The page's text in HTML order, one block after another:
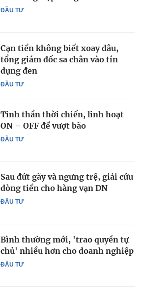
ĐẦU TƯ
ĐẦU TƯ
Cạn tiền không biết xoay đâu,
tổng giám đốc sa chân vào tín
dụng đen
ĐẦU TƯ
Tinh thần thời chiến, linh hoạt
ON – OFF để vượt bão
ĐẦU TƯ
Sau đứt gãy và ngưng trệ, giải cứu
dòng tiền cho hàng vạn DN
ĐẦU TƯ
Bình thường mới, 'trao quyền tự
chủ' nhiều hơn cho doanh nghiệp